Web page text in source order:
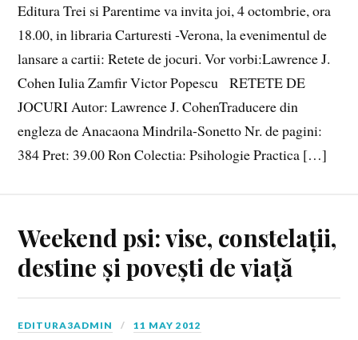
Editura Trei si Parentime va invita joi, 4 octombrie, ora
18.00, in libraria Carturesti -Verona, la evenimentul de
lansare a cartii: Retete de jocuri. Vor vorbi:Lawrence J.
Cohen Iulia Zamfir Victor Popescu RETETE DE
JOCURI Autor: Lawrence J. CohenTraducere din
engleza de Anacaona Mindrila-Sonetto Nr. de pagini:
384 Pret: 39.00 Ron Colectia: Psihologie Practica […]
Weekend psi: vise, constelații,
destine și povești de viață
EDITURA3ADMIN 11 MAY 2012